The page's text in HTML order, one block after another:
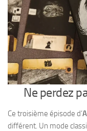
Ne perdez
Ce troisième épisode d’
différent. Un mode